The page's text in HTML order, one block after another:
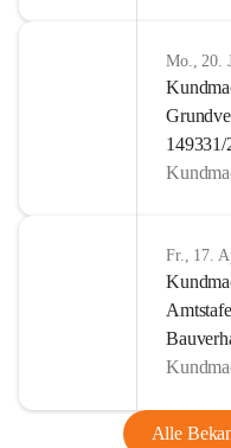
Mo., 20.
149331/
Fr., 17.
Alle